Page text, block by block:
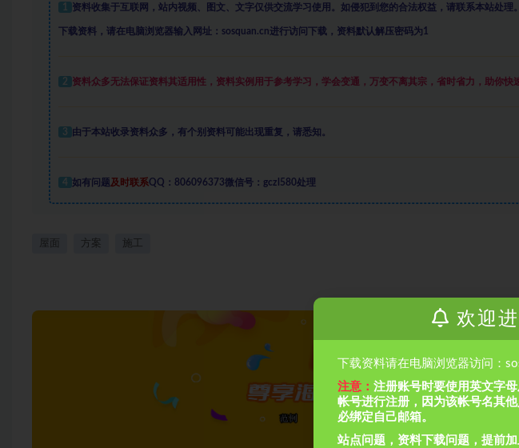
1 资料收集于互联网 ， 站内视频、图文、文字仅供交流学习使用。如侵犯到您的合法权益，请联系本站处理。
下载资料，请在电脑浏览器输入网址：sosquan.cn进行访问下载， 资料默认解压密码为1
2 资料众多无法保证资料其适用性，资料实例 用于参考学习，学会变通，万变不离其宗，省时省力，助你快
3 由于本站收录资料众多，有个别资料可能出现重复，请悉知。
4 如有问题及时联系QQ：806096373微信号：gczl580处理
屋面 方案 施工
欢迎
下载资料请在电脑浏览器访问：
注意： 注册账号时要使用英文字
帐号进行注册，因为该帐号名其
必绑定自己邮箱。
站点问题，资料下载问题，提前